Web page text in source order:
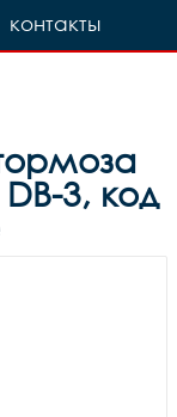
контакты
3, код